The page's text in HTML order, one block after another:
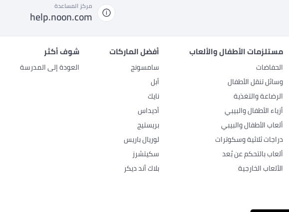
مركز المساعدة
help.noon.com
مستلزمات الأطفال والألعاب
الحفاضات
وسائل تنقل الأطفال
الرضاعة والتغذية
أزياء الأطفال والبيبي
ألعاب الأطفال والبيبي
دراجات ثلاثية وسكوترات
ألعاب بالتحكم عن بُعد
الألعاب الخارجية
أفضل الماركات
سامسونج
أبل
نايك
أديداس
بريستيج
لوريال باريس
سكيتشرز
بلاك أند ديكر
شوف أكثر
العودة إلى المدرسة